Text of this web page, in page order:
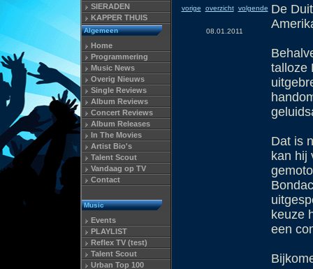
SIERADEN
KAPPER THUIS
Algemeen
Home
Programmering
Music News
Overig Nieuws
Single Reviews
Album Reviews
Concert Reviews
Album Releases
In The Movies
Artist Bio's
Talent Scout
Vandaag op TV
Contact
Music
Events
PLAYLIST
Reflex TV (test)
Talent Scout
Urban Top 100
vorige
overzicht volgende
08.01.2011
De
talloze
Dat is
kan hij
keuze
een